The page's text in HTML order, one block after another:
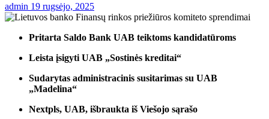
admin 19 rugsėjo, 2025
Pritarta Saldo Bank UAB teiktoms kandidatūroms
Leista įsigyti UAB „Sostinės kreditai“
Sudarytas administracinis susitarimas su UAB
„Madelina“
Nextpls, UAB, išbraukta iš Viešojo sąrašo